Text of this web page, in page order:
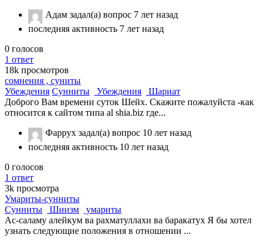
Адам задал(а) вопрос 7 лет назад
последняя активность 7 лет назад
0 голосов
1 ответ
18k просмотров
сомнения , суниты
Убеждения Сунниты Убеждения
Шариат
Доброго Вам времени суток Шейх. Скажите пожалуйста -как
относится к сайтом типа al shia.biz где...
Фаррух задал(а) вопрос 10 лет назад
последняя активность 10 лет назад
0 голосов
1 ответ
3k просмотра
Умариты-сунниты
Сунниты
Шиизм
умариты
Ас-саламу алейкум ва рахматуллахи ва баракатух Я бы хотел
узнать следующие положения в отношении ...